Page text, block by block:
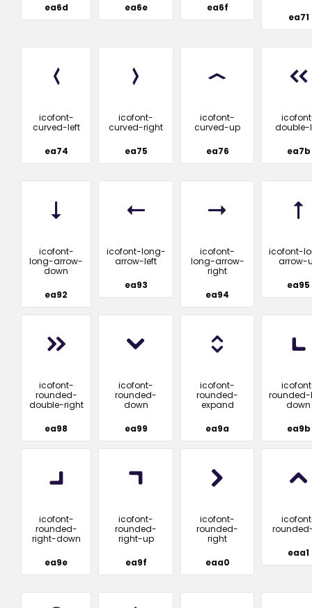
ea6d
ea6e
ea6f
ea71
icofont-
curved-left
ea74
icofont-
curved-right
ea75
icofont-
curved-up
ea76
double-
ea7b
icofont-
long-arrow-
down
ea92
icofont-long-
arrow-left
ea93
icofont-
long-arrow-
right
ea94
icofont-
arrow-
ea95
icofont-
rounded-
double-right
ea98
icofont-
rounded-
down
ea99
icofont-
rounded-
expand
ea9a
down
ea9b
icofont-
rounded-
right-down
ea9e
icofont-
rounded-
right-up
ea9f
icofont-
rounded-
right
eaa0
eaa1